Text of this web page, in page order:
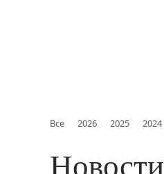
Все 2026 2025 2024
Новости